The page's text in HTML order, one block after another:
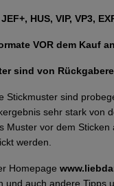
HUS, VIP, VP3,
VOR dem Kauf
sind von
Stickmuster sind
sehr stark von
Muster vor dem
werden.
Homepage
und auch andere Tipps